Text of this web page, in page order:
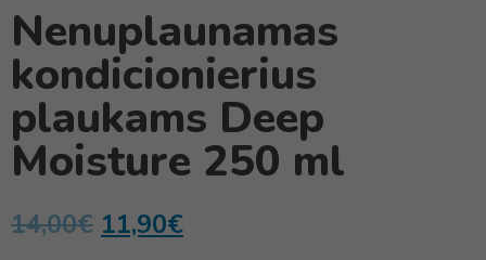
Nenuplaunamas
kondicionierius
plaukams Deep
Moisture 250 ml
14,00€ 11,90€